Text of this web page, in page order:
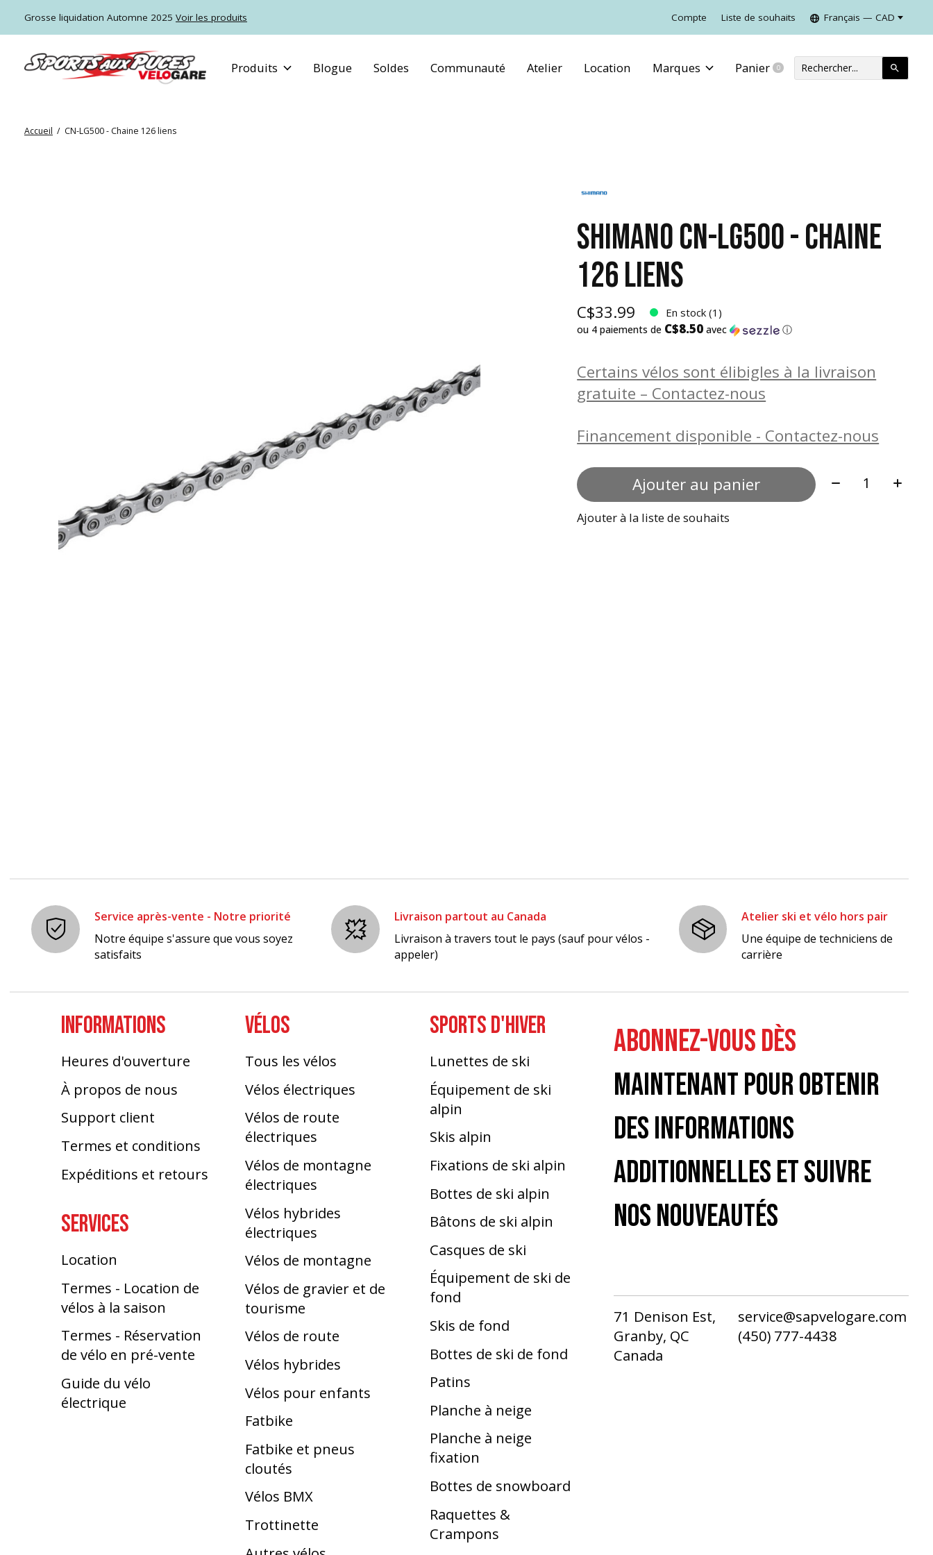
Grosse liquidation Automne 2025 Voir les produits Compte Liste de souhaits Français — CAD
Produits Blogue Soldes Communauté Atelier Location Marques Panier 0items
Accueil / CN-LG500 - Chaine 126 liens
SHIMANO CN-LG500 - CHAINE
126 LIENS
C$33.99 En stock (1)
ou 4 paiements de C$8.50 avec ⓘ
Certains vélos sont élibigles à la livraison
gratuite – Contactez-nous
Financement disponible - Contactez-nous
Ajouter au panier Quantité:
Ajouter à la liste de souhaits
Service après-vente - Notre priorité
Notre équipe s'assure que vous soyez
satisfaits
Livraison partout au Canada
Livraison à travers tout le pays (sauf pour vélos -
appeler)
Atelier ski et vélo hors pair
Une équipe de techniciens de
carrière
INFORMATIONS
Heures d'ouverture
À propos de nous
Support client
Termes et conditions
Expéditions et retours
SERVICES
Location
Termes - Location de
vélos à la saison
Termes - Réservation
de vélo en pré-vente
Guide du vélo
électrique
VÉLOS
Tous les vélos
Vélos électriques
Vélos de route
électriques
Vélos de montagne
électriques
Vélos hybrides
électriques
Vélos de montagne
Vélos de gravier et de
tourisme
Vélos de route
Vélos hybrides
Vélos pour enfants
Fatbike
Fatbike et pneus
cloutés
Vélos BMX
Trottinette
SPORTS D'HIVER
Lunettes de ski
Équipement de ski
alpin
Skis alpin
Fixations de ski alpin
Bottes de ski alpin
Bâtons de ski alpin
Casques de ski
Équipement de ski de
fond
Skis de fond
Bottes de ski de fond
Patins
Planche à neige
Planche à neige
fixation
Bottes de snowboard
Raquettes &
Crampons
ABONNEZ-VOUS DÈS
MAINTENANT POUR OBTENIR
DES INFORMATIONS
ADDITIONNELLES ET SUIVRE
NOS NOUVEAUTÉS
71 Denison Est,
Granby, QC
Canada
service@sapvelogare.com
(450) 777-4438